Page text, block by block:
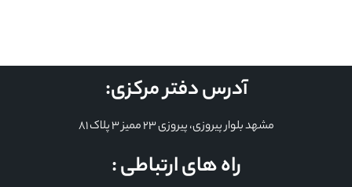
آدرس دفتر مرکزی:
مشهد بلوار پیروزی، پیروزی 23 ممیز 3 پلاک 81
راه های ارتباطی :